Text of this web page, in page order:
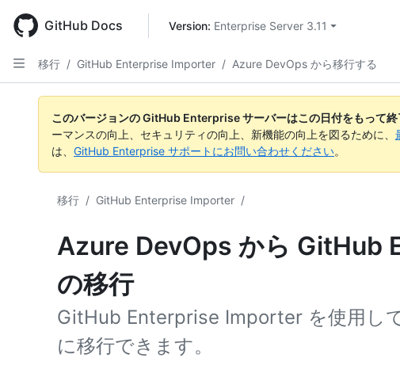
main
content
GitHub Docs Version: Enterprise Server 3.11
移行 / GitHub Enterprise Importer / Azure DevOps から移行する
このバージョンの GitHub Enterprise サーバーはこの日付をもって終
ーマンスの向上、セキュリティの向上、新機能の向上を図るために、
は、 GitHub Enterprise サポートにお問い合わせください。
移行 / GitHub Enterprise Importer /
Azure DevOps から GitHub
の移行
GitHub Enterprise Importer を使用し
に移行できます。